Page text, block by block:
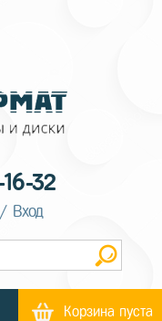
32
Вход
Корзина пуста